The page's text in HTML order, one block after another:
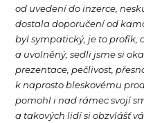
od uvedení do inzerce,
dostala doporučení od
byl sympatický, je to
a uvolněný, sedli jsme si
prezentace, pečlivost,
k naprosto bleskovému
pomohl i nad rámec svojí
a takových lidí si obzvlášť